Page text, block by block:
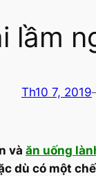
lầm
Th10 7, 2019
và ăn uống
dù có một